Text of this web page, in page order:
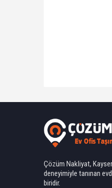
Çözüm Nakliyat,
deneyimiyle tanınan
biridir.
Ahmet Yılmaz